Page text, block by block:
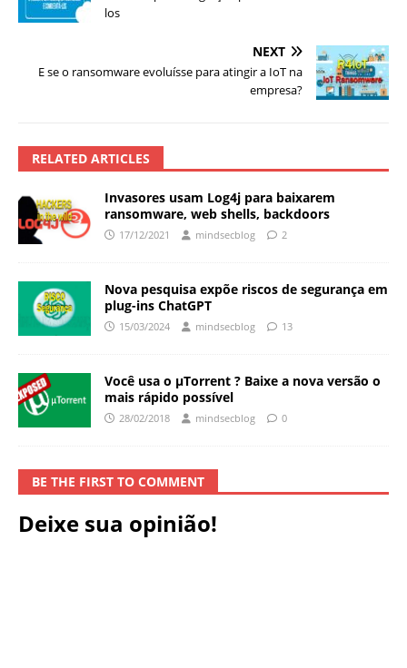
los
NEXT
E se o ransomware evoluísse para atingir a IoT na
empresa?
RELATED ARTICLES
Invasores usam Log4j para baixarem
ransomware, web shells, backdoors
17/12/2021 mindsecblog 2
Nova pesquisa expõe riscos de segurança em
plug-ins ChatGPT
15/03/2024 mindsecblog 13
Você usa o μTorrent ? Baixe a nova versão o
mais rápido possível
28/02/2018 mindsecblog 0
BE THE FIRST TO COMMENT
Deixe sua opinião!